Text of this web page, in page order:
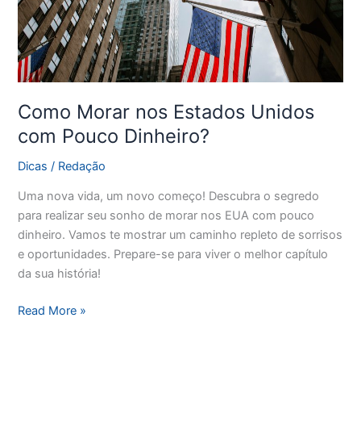
Como Morar nos Estados Unidos
com Pouco Dinheiro?
Dicas / Redação
Uma nova vida, um novo começo! Descubra o segredo
para realizar seu sonho de morar nos EUA com pouco
dinheiro. Vamos te mostrar um caminho repleto de sorrisos
e oportunidades. Prepare-se para viver o melhor capítulo
da sua história!
Dinheiro?
Read More »